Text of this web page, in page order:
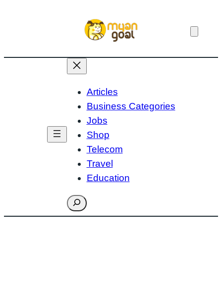
Articles
Business Categories
Jobs
Shop
Telecom
Travel
Education
Search